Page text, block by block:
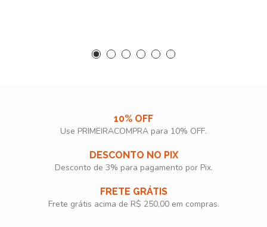
10% OFF
Use PRIMEIRACOMPRA para 10% OFF.​
DESCONTO NO PIX
Desconto de 3% para pagamento por Pix.
FRETE GRÁTIS
Frete grátis acima de R$ 250,00 em compras.